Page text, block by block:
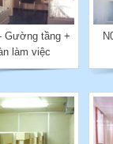
Gường tầng +
làm việc